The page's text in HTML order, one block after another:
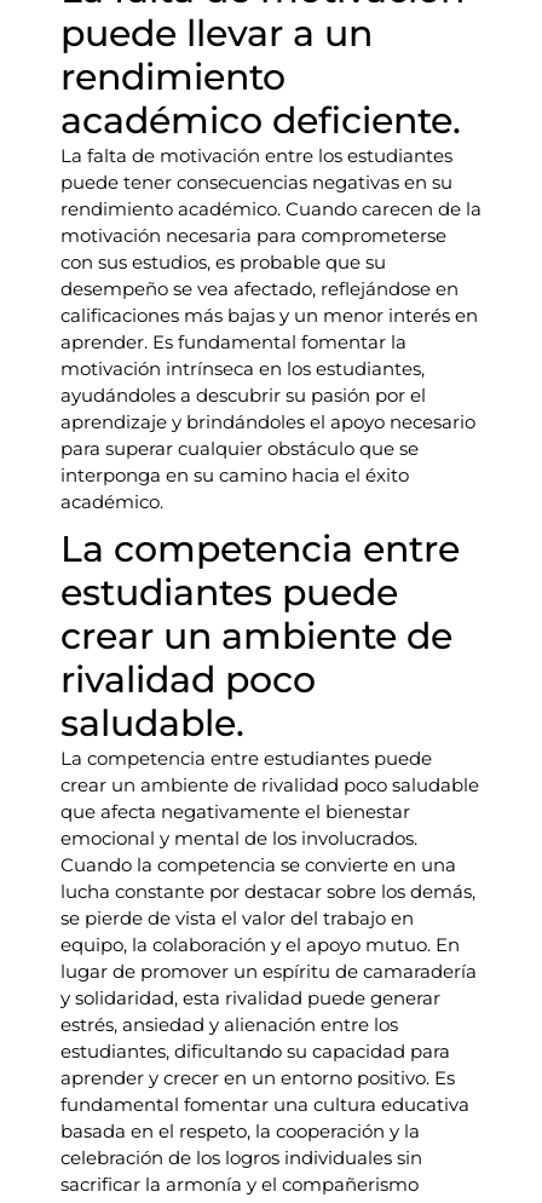
puede llevar a un
rendimiento
académico deficiente.
La falta de motivación entre los estudiantes
puede tener consecuencias negativas en su
rendimiento académico. Cuando carecen de la
motivación necesaria para comprometerse
con sus estudios, es probable que su
desempeño se vea afectado, reflejándose en
calificaciones más bajas y un menor interés en
aprender. Es fundamental fomentar la
motivación intrínseca en los estudiantes,
ayudándoles a descubrir su pasión por el
aprendizaje y brindándoles el apoyo necesario
para superar cualquier obstáculo que se
interponga en su camino hacia el éxito
académico.
La competencia entre
estudiantes puede
crear un ambiente de
rivalidad poco
saludable.
La competencia entre estudiantes puede
crear un ambiente de rivalidad poco saludable
que afecta negativamente el bienestar
emocional y mental de los involucrados.
Cuando la competencia se convierte en una
lucha constante por destacar sobre los demás,
se pierde de vista el valor del trabajo en
equipo, la colaboración y el apoyo mutuo. En
lugar de promover un espíritu de camaradería
y solidaridad, esta rivalidad puede generar
estrés, ansiedad y alienación entre los
estudiantes, dificultando su capacidad para
aprender y crecer en un entorno positivo. Es
fundamental fomentar una cultura educativa
basada en el respeto, la cooperación y la
celebración de los logros individuales sin
sacrificar la armonía y el compañerismo